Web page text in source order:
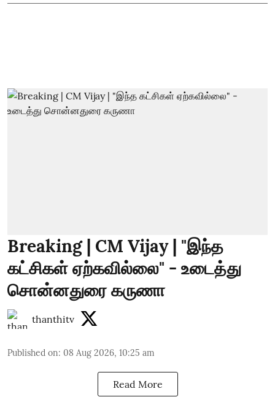
Breaking | CM Vijay | "இந்த
கட்சிகள் ஏற்கவில்லை" - உடைத்து
சொன்னதுரை கருணா
thanthitv
Published on: 08 Aug 2026, 10:25 am
Read More